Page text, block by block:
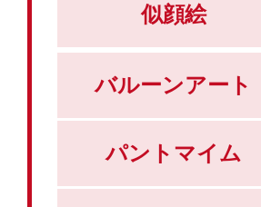
似顔絵
バルーンアート
パントマイム